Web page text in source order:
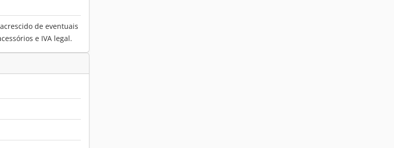
de eventuais
e IVA legal.